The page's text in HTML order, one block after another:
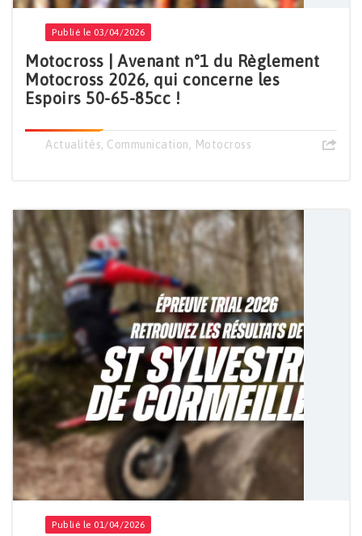
Publié le 03/04/2026
Motocross | Avenant n°1 du Règlement
Motocross 2026, qui concerne les
Espoirs 50-65-85cc !
Actualités Communication Motocross
Publié le 01/04/2026